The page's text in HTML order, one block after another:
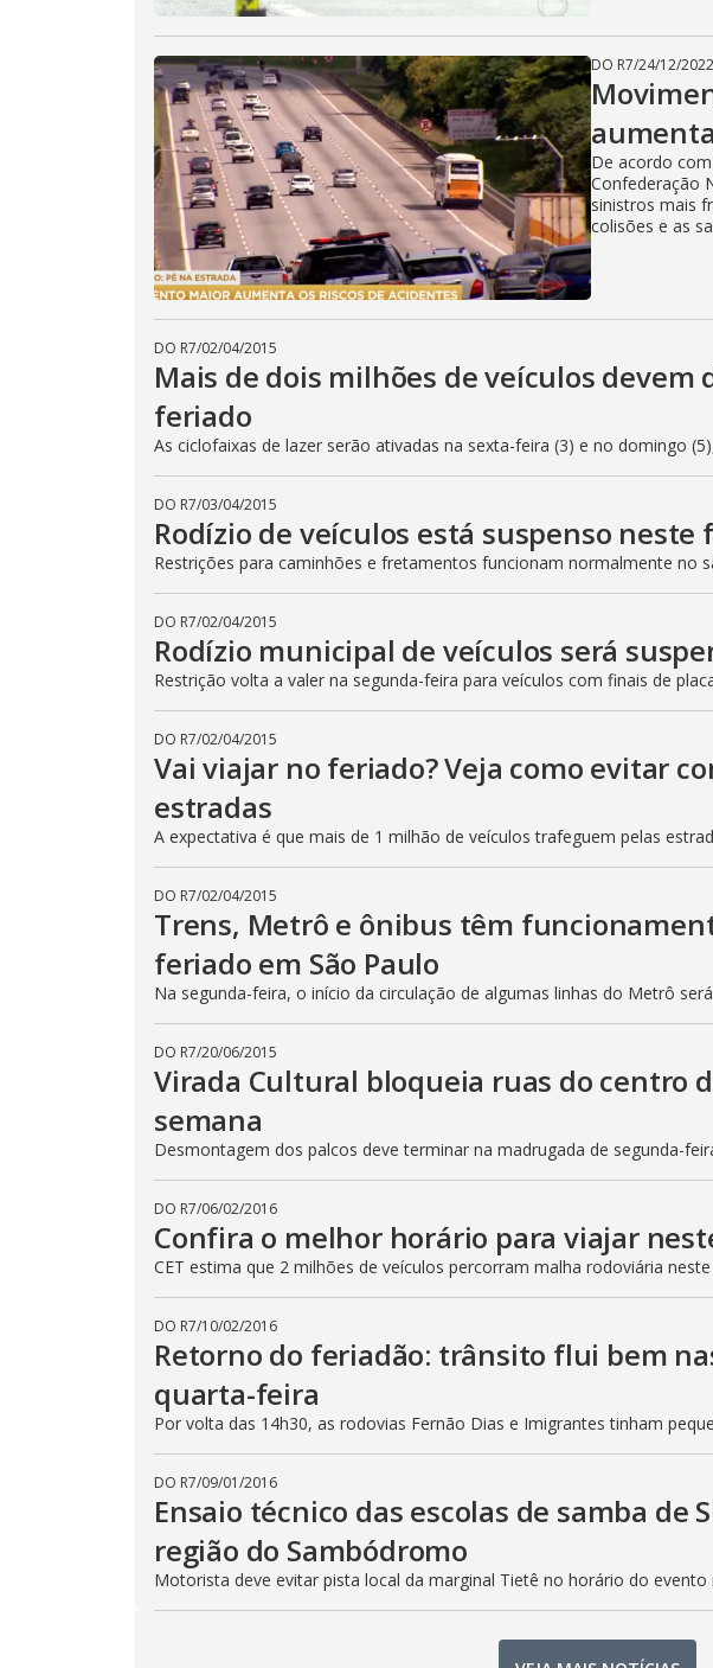
DO R7/24/12/2022
De acordo
Confederação
sinistros mais
colisões e as
DO R7/02/04/2015
Mais de dois milhões de veículos devem
feriado
As ciclofaixas de lazer serão ativadas na sexta-feira (3) e no domingo
DO R7/03/04/2015
Rodízio de veículos está suspenso neste
Restrições para caminhões e fretamentos funcionam normalmente no
DO R7/02/04/2015
Rodízio municipal de veículos será
Restrição volta a valer na segunda-feira para veículos com finais de
DO R7/02/04/2015
Vai viajar no feriado? Veja como evitar
estradas
A expectativa é que mais de 1 milhão de veículos trafeguem pelas
DO R7/02/04/2015
Trens, Metrô e ônibus têm
feriado em São Paulo
Na segunda-feira, o início da circulação de algumas linhas do Metrô
DO R7/20/06/2015
Virada Cultural bloqueia ruas do centro
semana
Desmontagem dos palcos deve terminar na madrugada de segunda-
DO R7/06/02/2016
Confira o melhor horário para viajar
CET estima que 2 milhões de veículos percorram malha rodoviária neste
DO R7/10/02/2016
Retorno do feriadão: trânsito flui bem
quarta-feira
Por volta das 14h30, as rodovias Fernão Dias e Imigrantes tinham
DO R7/09/01/2016
Ensaio técnico das escolas de samba de
região do Sambódromo
Motorista deve evitar pista local da marginal Tietê no horário do